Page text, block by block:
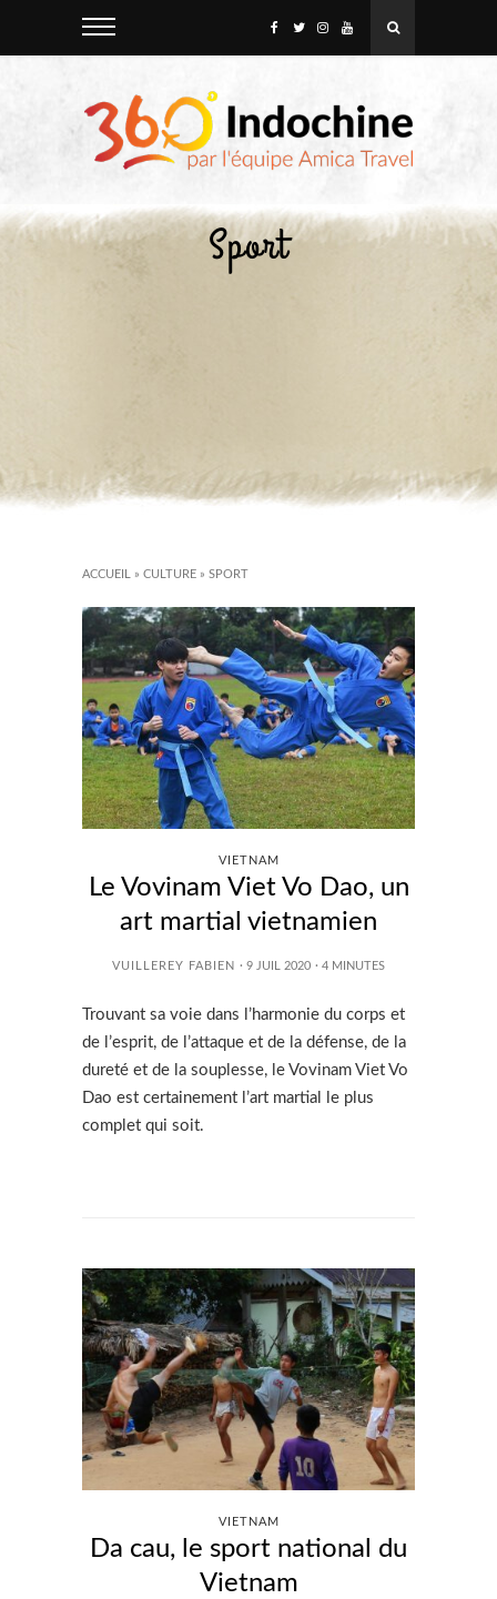
Sport
ACCUEIL » CULTURE » SPORT
VIETNAM
Le Vovinam Viet Vo Dao, un
art martial vietnamien
VUILLEREY FABIEN · 9 JUIL 2020 · 4 MINUTES
Trouvant sa voie dans l’harmonie du corps et
de l’esprit, de l’attaque et de la défense, de la
dureté et de la souplesse, le Vovinam Viet Vo
Dao est certainement l’art martial le plus
complet qui soit.
VIETNAM
Da cau, le sport national du
Vietnam